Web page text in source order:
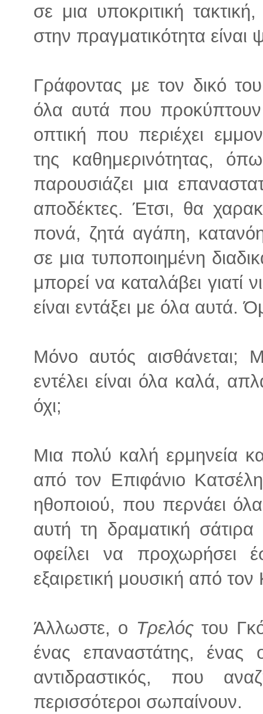
σε μια υποκριτική
στην πραγματικότητα είναι
Γράφοντας με τον δικό
όλα αυτά που προκύπτουν
οπτική που περιέχει
της καθημερινότητας,
παρουσιάζει μια
αποδέκτες. Έτσι, θα
πονά, ζητά αγάπη,
σε μια τυποποιημένη
μπορεί να καταλάβει γιατί
είναι εντάξει με όλα αυτά.
Μόνο αυτός αισθάνεται;
εντέλει είναι όλα καλά,
όχι;
Μια πολύ καλή ερμηνεία
από τον Επιφάνιο
ηθοποιού, που περνάει
αυτή τη δραματική
οφείλει να προχωρήσει
εξαιρετική μουσική από
Άλλωστε, ο Τρελόςτου
ένας επαναστάτης, ένας
αντιδραστικός, που
περισσότεροι σωπαίνουν.